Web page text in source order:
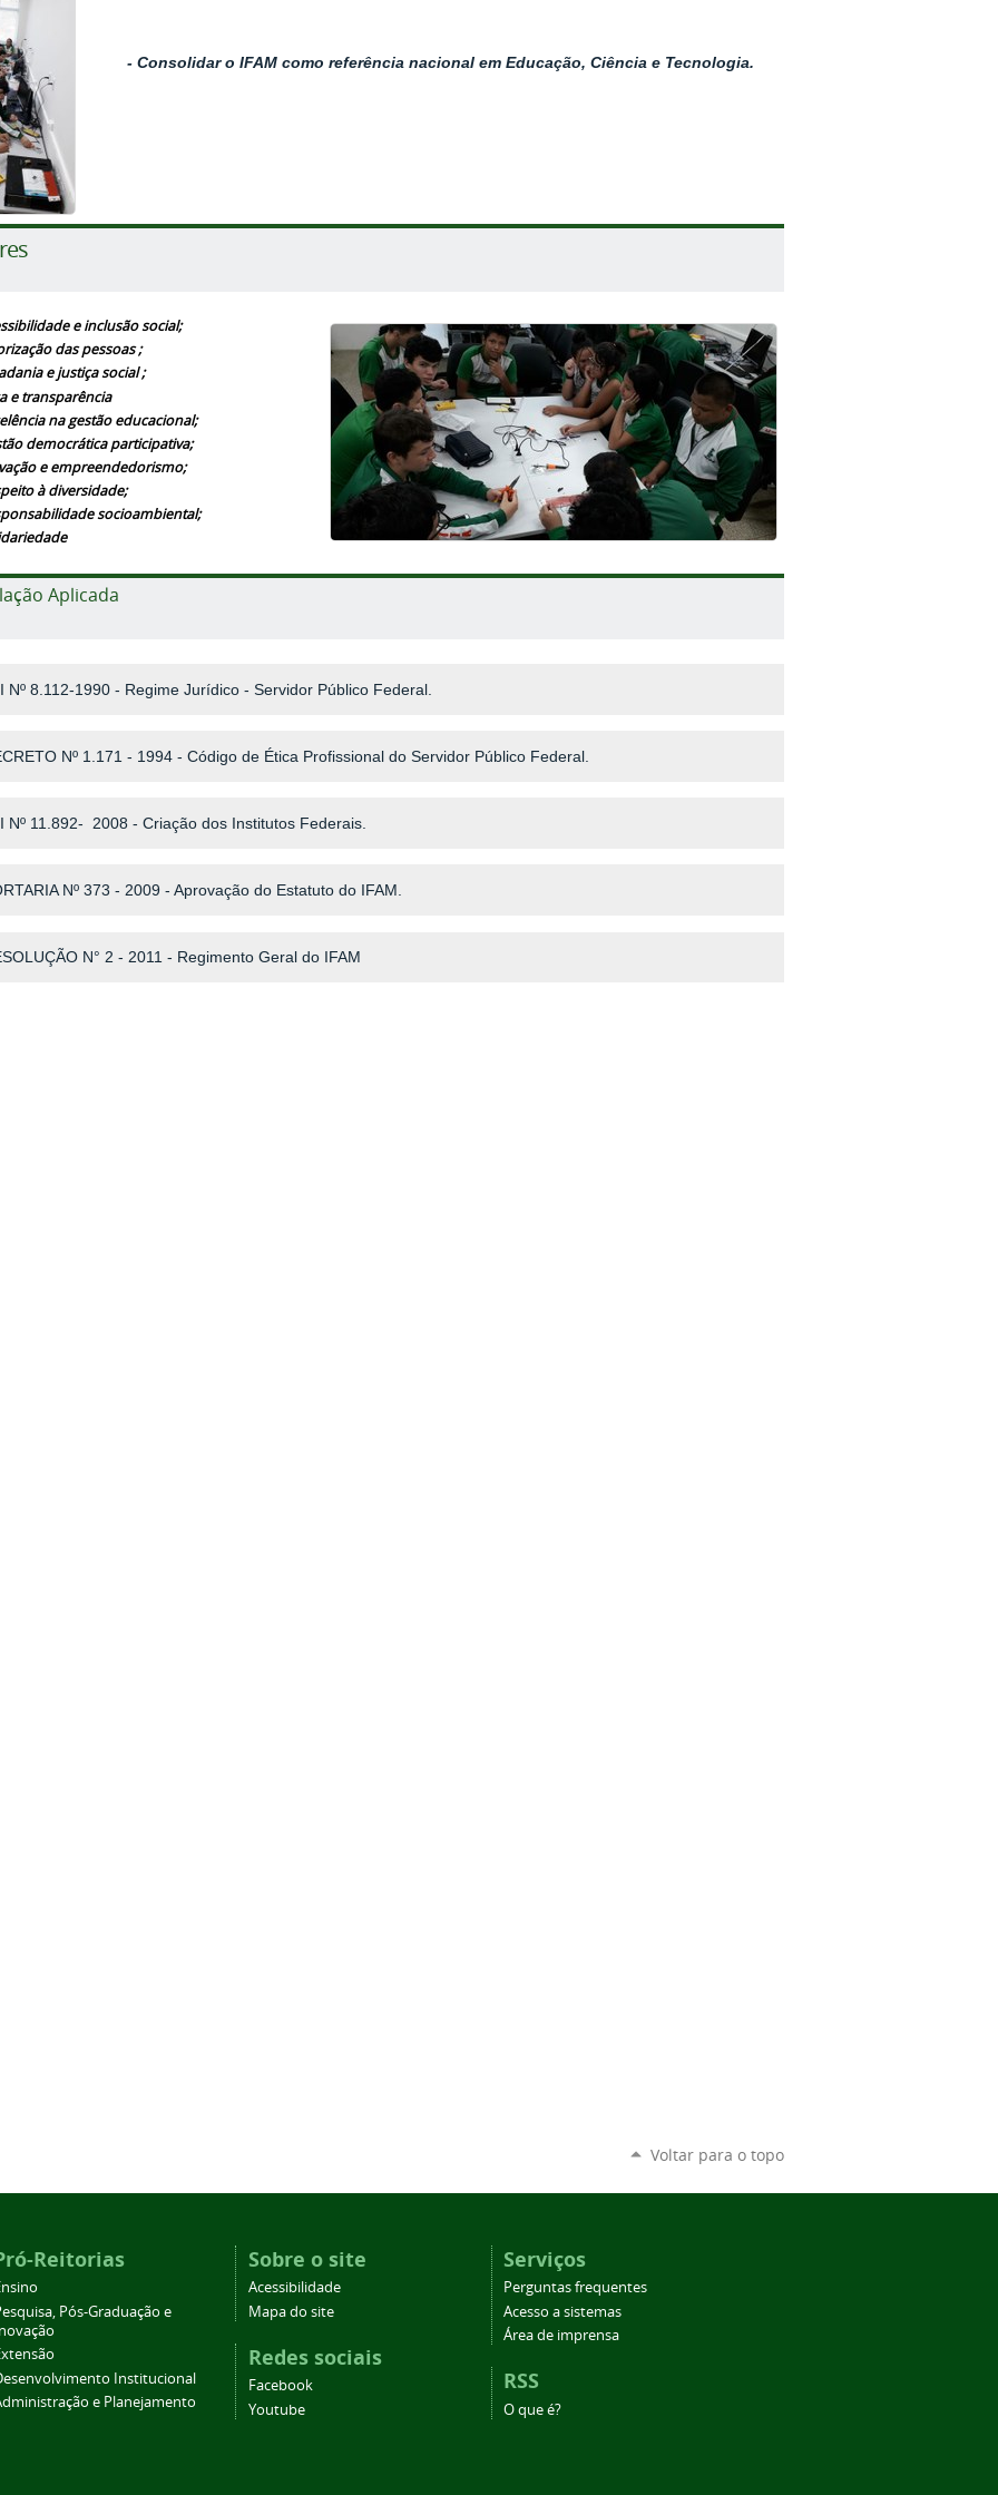
- Consolidar o IFAM como referência nacional em Educação, Ciência e Tecnologia.
e inclusão social;
das pessoas ;
e justiça social ;
e transparência
na gestão educacional;
democrática participativa;
e empreendedorismo;
à diversidade;
socioambiental;
Aplicada
Nº 8.112-1990 - Regime Jurídico - Servidor Público Federal.
Nº 1.171 - 1994 - Código de Ética Profissional do Servidor Público Federal.
Nº 11.892- 2008 - Criação dos Institutos Federais.
Nº 373 - 2009 - Aprovação do Estatuto do IFAM.
N° 2 - 2011 - Regimento Geral do IFAM
Voltar para o topo
Reitorias
Pós-Graduação e
Institucional
e Planejamento
Sobre o site
Acessibilidade
Mapa do site
Redes sociais
Facebook
Youtube
Serviços
Perguntas frequentes
Acesso a sistemas
Área de imprensa
RSS
O que é?